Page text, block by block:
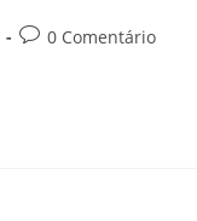
0 Comentário